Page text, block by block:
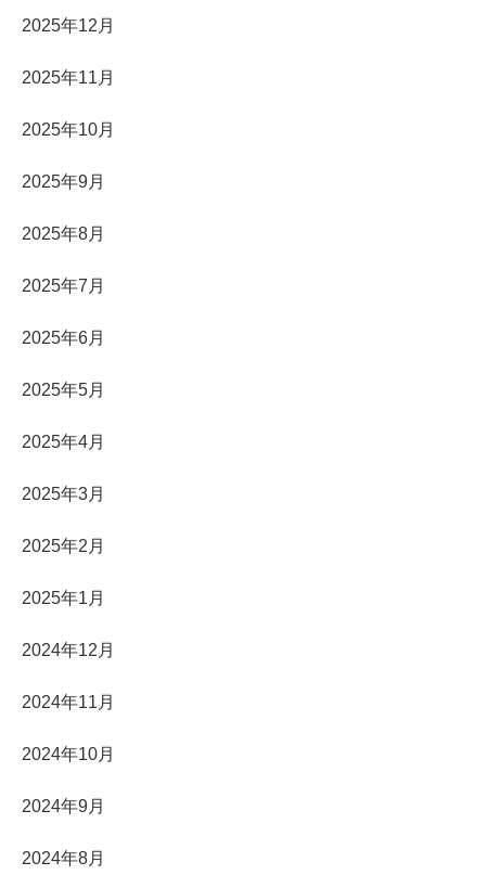
2025年12月
2025年11月
2025年10月
2025年9月
2025年8月
2025年7月
2025年6月
2025年5月
2025年4月
2025年3月
2025年2月
2025年1月
2024年12月
2024年11月
2024年10月
2024年9月
2024年8月